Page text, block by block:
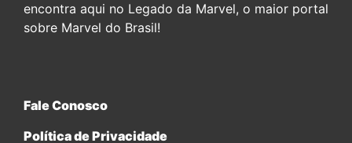
encontra aqui no Legado da Marvel, o maior portal
sobre Marvel do Brasil!
Fale Conosco
Política de Privacidade